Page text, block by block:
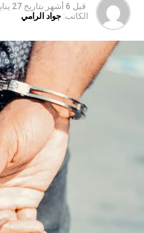
قبل 6 أشهر بتاريخ 27 يناير 2026
الكاتب: جواد الرامي